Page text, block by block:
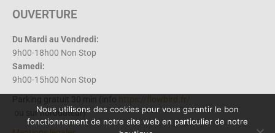
OUVERTURE
Du Mardi au Vendredi:
9h00-18h00 Non Stop
Samedi:
9h00-15h00 Non Stop
https://flowbird.fr/
ou sur horodateur)
Nous utilisons des cookies pour vous garantir le bon
fonctionnement de notre site web en particulier de notre